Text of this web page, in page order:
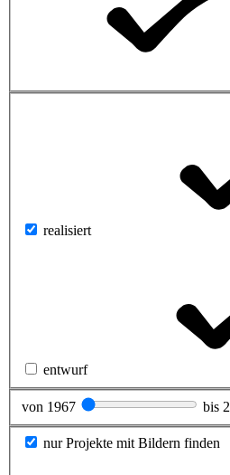
realisiert
entwurf
von 1967 bis
nur Projekte mit Bildern finden